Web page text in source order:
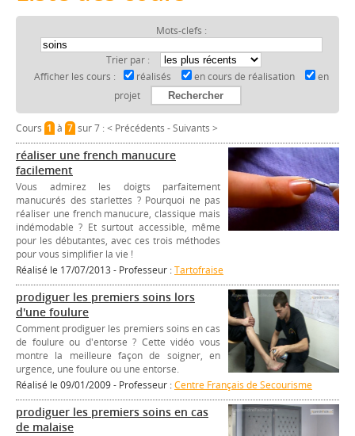
Mots-clefs :
Trier par :
Afficher les cours :
réalisés en cours de réalisation
en
projet
Cours 1à 7sur 7 :< Précédents -Suivants >
réaliser une french manucure
facilement
Vous admirez les doigts parfaitement
manucurés des starlettes ? Pourquoi ne pas
réaliser une french manucure, classique mais
indémodable ? Et surtout accessible, même
pour les débutantes, avec ces trois méthodes
pour vous simplifier la vie !
Réalisé le 17/07/2013 - Professeur :Tartofraise
prodiguer les premiers soins lors
d'une foulure
Comment prodiguer les premiers soins en cas
de foulure ou d'entorse ? Cette vidéo vous
montre la meilleure façon de soigner, en
urgence, une foulure ou une entorse.
Réalisé le 09/01/2009 - Professeur :Centre Français de Secourisme
prodiguer les premiers soins en cas
de malaise